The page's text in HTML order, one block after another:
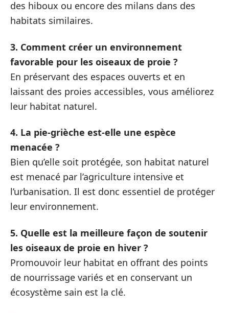
des hiboux ou encore des milans dans des
habitats similaires.
3. Comment créer un environnement
favorable pour les oiseaux de proie ?
En préservant des espaces ouverts et en
laissant des proies accessibles, vous améliorez
leur habitat naturel.
4. La pie-grièche est-elle une espèce
menacée ?
Bien qu’elle soit protégée, son habitat naturel
est menacé par l’agriculture intensive et
l’urbanisation. Il est donc essentiel de protéger
leur environnement.
5. Quelle est la meilleure façon de soutenir
les oiseaux de proie en hiver ?
Promouvoir leur habitat en offrant des points
de nourrissage variés et en conservant un
écosystème sain est la clé.